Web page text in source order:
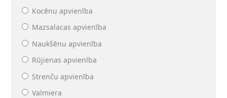
Kocēnu apvienība
Mazsalacas apvienība
Naukšēnu apvienība
Rūjienas apvienība
Strenču apvienība
Valmiera